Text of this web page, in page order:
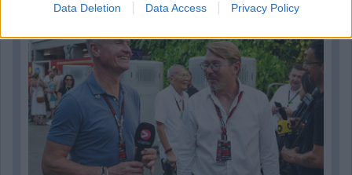
Data Deletion Data Access Privacy Policy